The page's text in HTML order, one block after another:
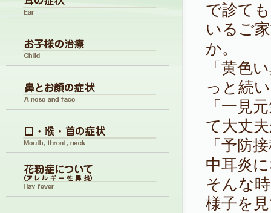
で診て
いるご
か。
「黄色
っと続
「一見
て大丈
「予防
中耳炎
そんな
様子を